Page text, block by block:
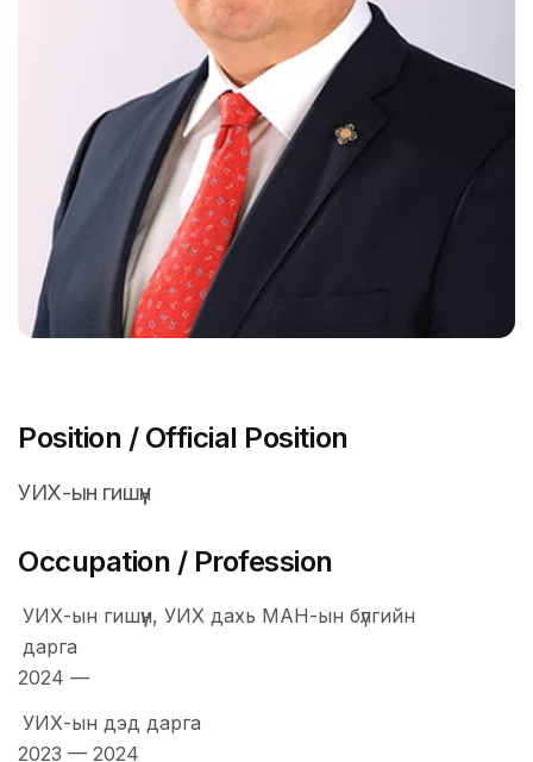
Position / Official Position
УИХ-ын гишүүн
Occupation / Profession
УИХ-ын гишүүн, УИХ дахь МАН-ын бүлгийн
дарга
2024 —
УИХ-ын дэд дарга
2023 — 2024